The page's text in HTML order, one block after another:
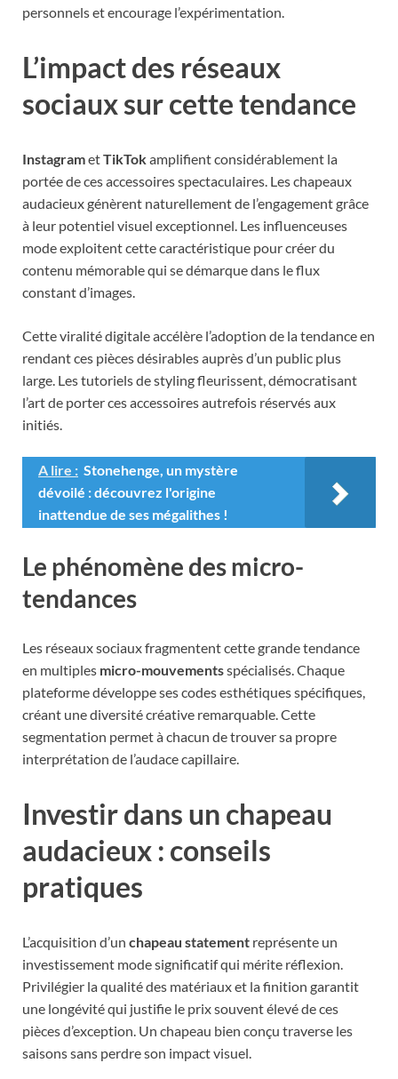
personnels et encourage l’expérimentation.
L’impact des réseaux
sociaux sur cette tendance
InstagrametTikTokamplifient considérablement la
portée de ces accessoires spectaculaires. Les chapeaux
audacieux génèrent naturellement de l’engagement grâce
à leur potentiel visuel exceptionnel. Les influenceuses
mode exploitent cette caractéristique pour créer du
contenu mémorable qui se démarque dans le flux
constant d’images.
Cette viralité digitale accélère l’adoption de la tendance en
rendant ces pièces désirables auprès d’un public plus
large. Les tutoriels de styling fleurissent, démocratisant
l’art de porter ces accessoires autrefois réservés aux
initiés.
A lire : Stonehenge, un mystère
dévoilé : découvrez l'origine
inattendue de ses mégalithes !
Le phénomène des micro-
tendances
Les réseaux sociaux fragmentent cette grande tendance
en multiples micro-mouvementsspécialisés. Chaque
plateforme développe ses codes esthétiques spécifiques,
créant une diversité créative remarquable. Cette
segmentation permet à chacun de trouver sa propre
interprétation de l’audace capillaire.
Investir dans un chapeau
audacieux : conseils
pratiques
L’acquisition d’un chapeau statement représente un
investissement mode significatif qui mérite réflexion.
Privilégier la qualité des matériaux et la finition garantit
une longévité qui justifie le prix souvent élevé de ces
pièces d’exception. Un chapeau bien conçu traverse les
saisons sans perdre son impact visuel.